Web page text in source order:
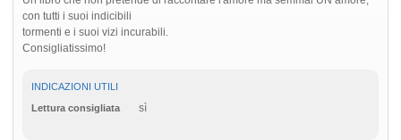
con tutti i suoi indicibili
tormenti e i suoi vizi incurabili.
Consigliatissimo!
INDICAZIONI UTILI
Lettura consigliata
sì